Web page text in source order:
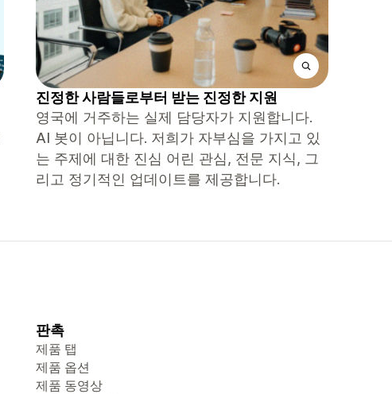
진정한 사람들로부터 받는 진정한 지원
영국에 거주하는 실제 담당자가 지원합니다.
AI 봇이 아닙니다. 저희가 자부심을 가지고 있
는 주제에 대한 진심 어린 관심, 전문 지식, 그
리고 정기적인 업데이트를 제공합니다.
판촉
제품 탭
제품 옵션
제품 동영상